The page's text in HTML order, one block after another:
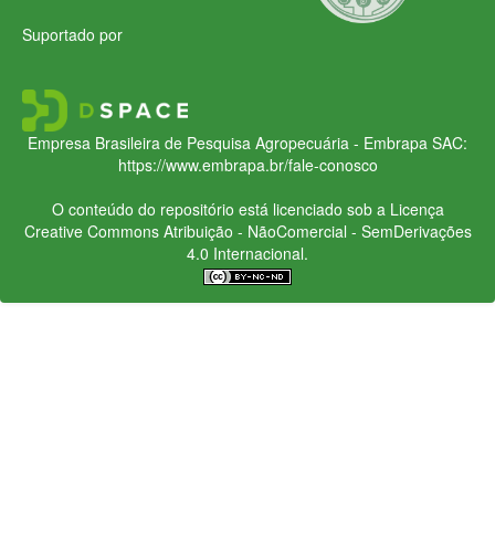
Suportado por
Empresa Brasileira de Pesquisa Agropecuária - Embrapa SAC:
https://www.embrapa.br/fale-conosco
O conteúdo do repositório está licenciado sob a Licença
Creative CommonsAtribuição - NãoComercial - SemDerivações
4.0 Internacional.